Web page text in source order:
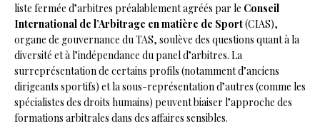
liste fermée d’arbitres préalablement agréés par le Conseil
International de l’Arbitrage en matière de Sport(CIAS),
organe de gouvernance du TAS, soulève des questions quant à la
diversité et à l’indépendance du panel d’arbitres. La
surreprésentation de certains profils (notamment d’anciens
dirigeants sportifs) et la sous-représentation d’autres (comme les
spécialistes des droits humains) peuvent biaiser l’approche des
formations arbitrales dans des affaires sensibles.